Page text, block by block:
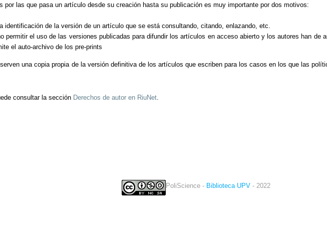
por las que pasa un artículo desde su creación hasta su publicación es muy importante por dos motivos:
identificación de la versión de un artículo que se está consultando, citando, enlazando, etc.
permitir el uso de las versiones publicadas para difundir los artículos en acceso abierto y los autores han de
el auto-archivo de los pre-prints
una copia propia de la versión definitiva de los artículos que escriben para los casos en los que las
consultar la sección Derechos de autor en RiuNet.
PoliScience - Biblioteca UPV- 2022